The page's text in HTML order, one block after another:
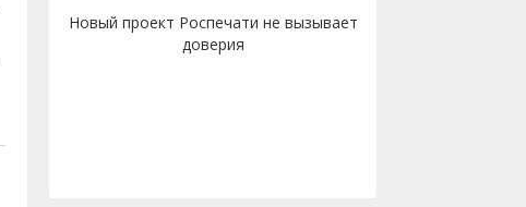
Новый проект Роспечати не вызывает
доверия